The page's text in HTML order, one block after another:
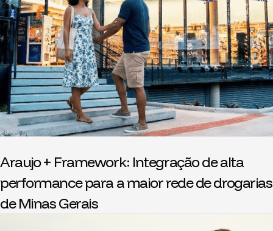
Araujo + Framework: Integração de alta
performance para a maior rede de drogarias
de Minas Gerais